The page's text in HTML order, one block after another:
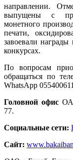
направлении.
выпущены с
монетного
печати,
завоевали
конкурсах.
По вопросам
обращаться по
WhatsApp
Головной офис
77.
Социальные сети:
Сайт: